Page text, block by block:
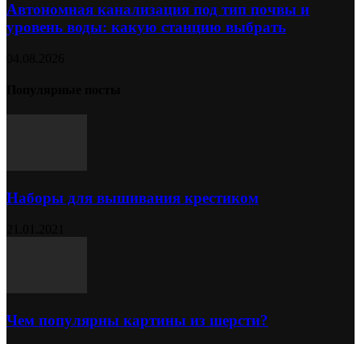
Автономная канализация под тип почвы и
уровень воды: какую станцию выбрать
Наборы для вышивания крестиком
Чем популярны картины из шерсти?